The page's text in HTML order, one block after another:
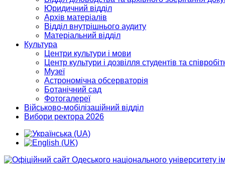
Юридичний відділ
Архів матеріалів
Відділ внутрішнього аудиту
Матеріальний відділ
Культура
Центри культури і мови
Центр культури і дозвілля студентів та
Музеї
Астрономічна обсерваторія
Ботанічний сад
Фотогалереї
Військово-мобілізаційний відділ
Вибори ректора 2026